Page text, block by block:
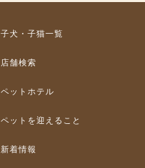
子犬・子猫一覧
店舗検索
ペットホテル
ペットを迎えること
新着情報